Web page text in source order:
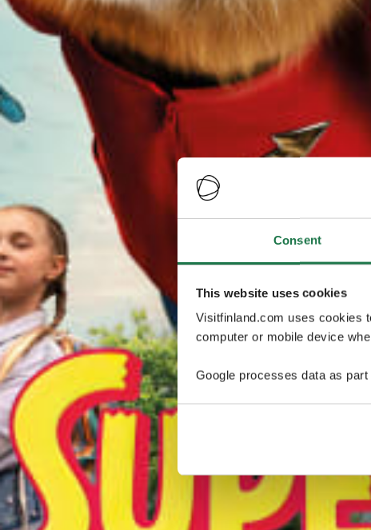
Consent
This website uses cookies
Visitfinland.com uses cookies
computer or mobile device
Google processes data as